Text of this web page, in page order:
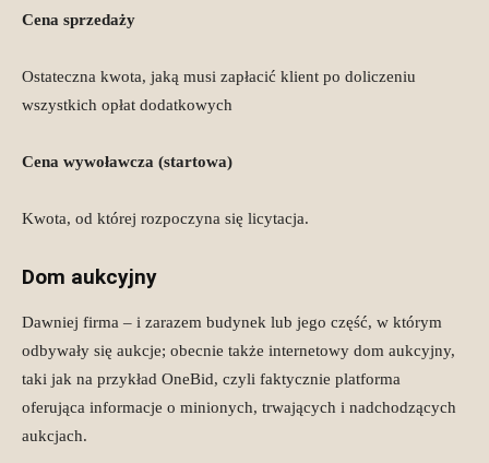
Cena sprzedaży
Ostateczna kwota, jaką musi zapłacić klient po doliczeniu
wszystkich opłat dodatkowych
Cena wywoławcza (startowa)
Kwota, od której rozpoczyna się licytacja.
Dom aukcyjny
Dawniej firma – i zarazem budynek lub jego część, w którym
odbywały się aukcje; obecnie także internetowy dom aukcyjny,
taki jak na przykład OneBid, czyli faktycznie platforma
oferująca informacje o minionych, trwających i nadchodzących
aukcjach.